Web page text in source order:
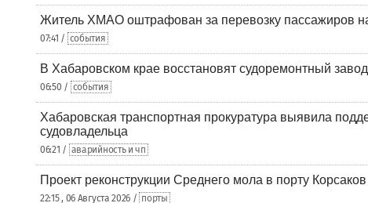
Житель ХМАО оштрафован за перевозку пассажиров
07:41 / события
В Хабаровском крае восстановят судоремонтный
06:50 / события
Хабаровская транспортная прокуратура выявила
судовладельца
06:21 / аварийность и чп
Проект реконструкции Среднего мола в порту
22:15 , 06 Августа 2026 / порты